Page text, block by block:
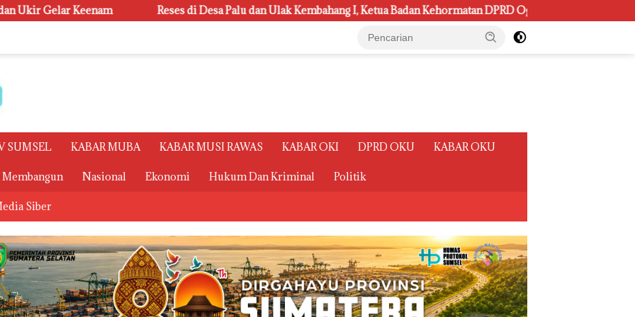
Reses di Desa Palu dan Ulak Kembahang I, Ketua Badan Kehormatan DPRD Ogan Ilir ini , Tampung Aspirasi Air, BPJS, dan
SUMSEL KABAR MUBA KABAR MUSI RAWAS KABAR OKI DPRD OKU KABAR OKU
Membangun Nasional Ekonomi Hukum Dan Kriminal Politik
Siber